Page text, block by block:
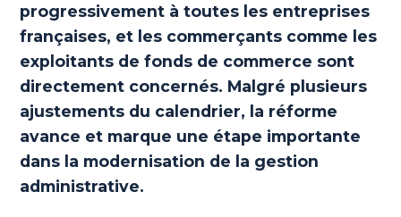
progressivement à toutes les entreprises
françaises, et les commerçants comme les
exploitants de fonds de commerce sont
directement concernés. Malgré plusieurs
ajustements du calendrier, la réforme
avance et marque une étape importante
dans la modernisation de la gestion
administrative.